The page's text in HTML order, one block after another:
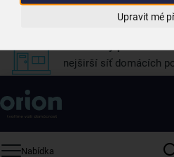
Upravit mé
4 000 kvalitních
nejširší síť domácích
Nabídka
Získejte rady, recepty a tipy
ostatní
Přihlaste se k odběru našeho newsletteru.